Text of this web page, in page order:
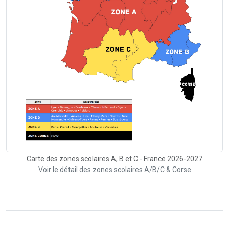
Carte des zones scolaires A, B et C - France 2026-2027
Voir le détail des zones scolaires A/B/C & Corse